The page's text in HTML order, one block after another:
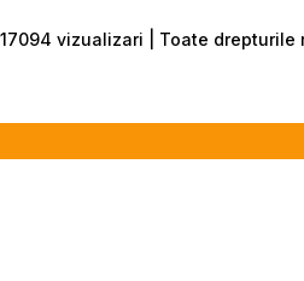
vizualizari | Toate drepturile